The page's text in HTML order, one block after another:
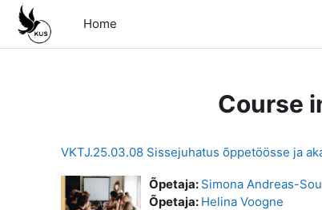
Skip to main content
Home
Course
VKTJ.25.03.08 Sissejuhatus õppetöösse ja
Õpetaja: Simona Andreas-Sou
Õpetaja: Helina Voogne